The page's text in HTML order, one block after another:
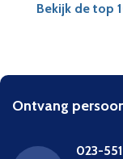
Bekijk de top
Ontvang
023-